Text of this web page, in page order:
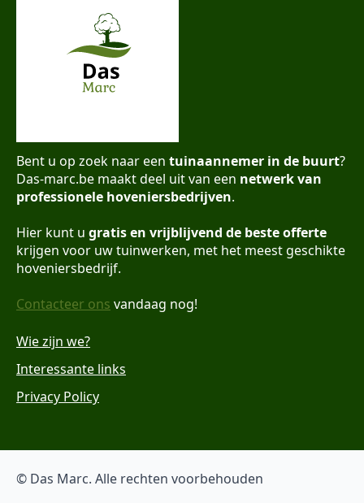
Bent u op zoek naar een tuinaannemer in de buurt?
Das-marc.be maakt deel uit van een netwerk van
professionele hoveniersbedrijven.
Hier kunt u gratis en vrijblijvend de beste offerte
krijgen voor uw tuinwerken, met het meest geschikte
hoveniersbedrijf.
Contacteer ons vandaag nog!
Wie zijn we?
Interessante links
Privacy Policy
© Das Marc. Alle rechten voorbehouden